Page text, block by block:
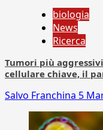
biologia
News
Ricerca
Tumori più
cellulare chiave, il
Salvo Franchina 5